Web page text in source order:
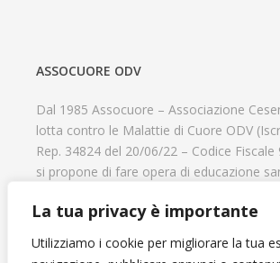
La tua privacy è importante
Utilizziamo i cookie per migliorare la tua
ASSOCUORE ODV
Dal 1985 Assocuore – Associazione
lotta contro le Malattie di Cuore ODV
Rep. 34824 del 20/06/22 – Codice Fiscale
si propone di fare opera di educazione
psicofisico di tutti coloro che hanno un